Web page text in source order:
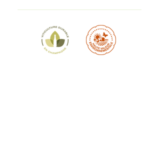
effets multiples : 🦠 Activité biologique du sol
(matière organique, mycorhize) 🐞 Maîtrise
des parasites (auxiliaires) 💧 Gestion de la
nombreuses expérimentations 🔎 : 🌳
Plantation de 600 hêtres communs, dans le
but d’attirer des oiseaux, abeilles, insectes